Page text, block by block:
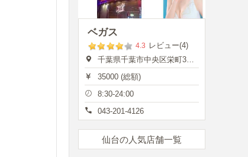
ベガス
4.3 レビュー(4)
千葉県千葉市中央区栄町35-7
35000 (総額)
8:30-24:00
043-201-4126
仙台の人気店舗一覧